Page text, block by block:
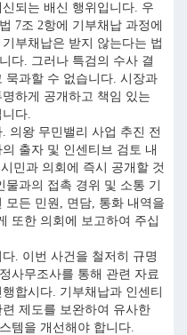
되는 배신 행위입니다. 우
7조 2항에 기부채납 과정에
부채납은 받지 않는다는 법
다. 그러나 특검의 수사 결
묵과할 수 없습니다. 시장과
하게 공개하고 책임 있는
다.
의왕 무민밸리 사업 추진 전
출자 및 인센티브 검토 내
민과 의회에 즉시 공개할 것
과의 접촉 경위 및 소통 기
모든 민원, 면담, 통화 내역을
또한 의회에 보고하여 주십
. 이번 사건을 철저히 규명
사무조사를 통해 관련 자료
합시다. 기부채납과 인센티
제도를 보완하여 유사한
템을 개선해야 합니다.